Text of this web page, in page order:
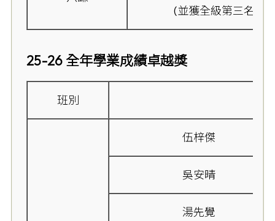
(並獲全級第三名)
25-26 全年學業成績卓越獎
班別
伍梓傑
吳安晴
湯先覺